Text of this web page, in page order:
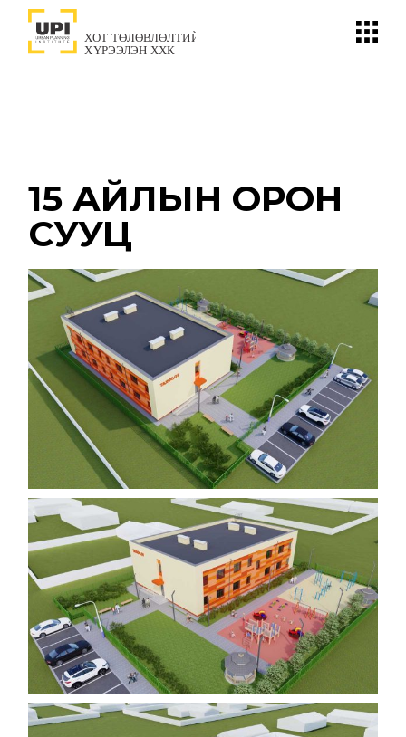
content
15 АЙЛЫН ОРОН
СУУЦ